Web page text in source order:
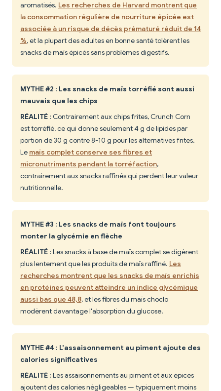
aromatisés. Les recherches de Harvard montrent que
la consommation régulière de nourriture épicée est
associée à un risque de décès prématuré réduit de 14
%, et la plupart des adultes en bonne santé tolèrent les
snacks de maïs épicés sans problèmes digestifs.
MYTHE #2 : Les snacks de maïs torréfié sont aussi
mauvais que les chips
RÉALITÉ : Contrairement aux chips frites, Crunch Corn
est torréfié, ce qui donne seulement 4 g de lipides par
portion de 30 g contre 8-10 g pour les alternatives frites.
Le maïs complet conserve ses fibres et
micronutriments pendant la torréfaction,
contrairement aux snacks raffinés qui perdent leur valeur
nutritionnelle.
MYTHE #3 : Les snacks de maïs font toujours
monter la glycémie en flèche
RÉALITÉ : Les snacks à base de maïs complet se digèrent
plus lentement que les produits de maïs raffiné. Les
recherches montrent que les snacks de maïs enrichis
en protéines peuvent atteindre un indice glycémique
aussi bas que 48,8, et les fibres du maïs choclo
modèrent davantage l'absorption du glucose.
MYTHE #4 : L'assaisonnement au piment ajoute des
calories significatives
RÉALITÉ : Les assaisonnements au piment et aux épices
ajoutent des calories négligeables — typiquement moins